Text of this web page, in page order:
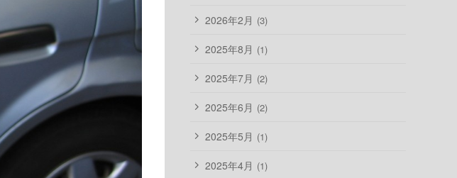
2026年2月 (3)
2025年8月 (1)
2025年7月 (2)
2025年6月 (2)
2025年5月 (1)
2025年4月 (1)